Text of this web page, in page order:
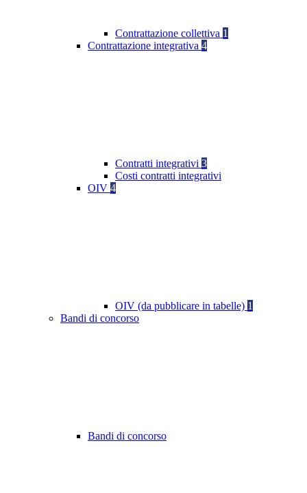
Contrattazione collettiva 1
Contrattazione integrativa 4
Contratti integrativi 3
Costi contratti integrativi
OIV 4
OIV (da pubblicare in tabelle) 1
Bandi di concorso
Bandi di concorso